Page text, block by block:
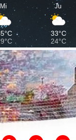
Mi Ju
33°C
24°C